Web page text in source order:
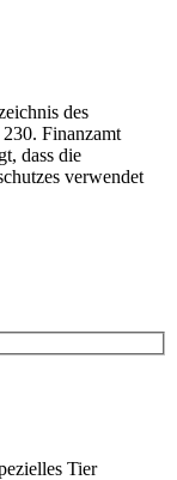
des
Finanzamt
dass die
verwendet
Tier